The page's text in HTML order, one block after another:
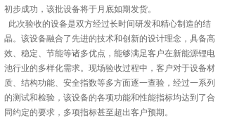
初步成功，该批设备将于月底如期发货。
此次验收的设备是双方经过长时间研发和精心制造的结
晶。该设备融合了先进的技术和创新的设计理念，具备高
效、稳定、节能等诸多优点，能够满足客户在新能源锂电
池行业的多样化需求。现场验收过程中，客户对于设备材
质、结构功能、安全指数等多方面逐一查验，经过一系列
的测试和检验，该设备的各项功能和性能指标均达到了合
同约定的要求，多项指标甚至超出客户预期。